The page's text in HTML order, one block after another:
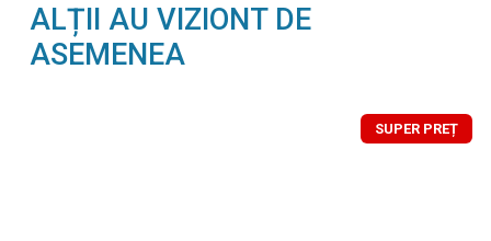
ALȚII AU VIZIONT DE
ASEMENEA
SUPER PREȚ